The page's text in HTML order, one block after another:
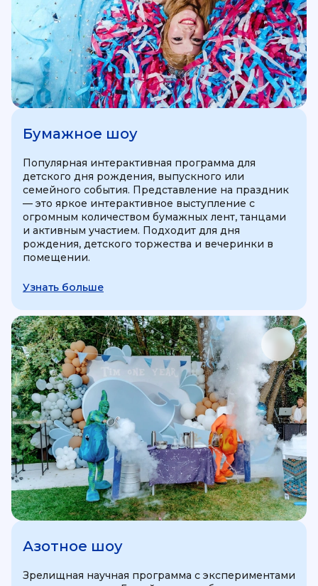
Бумажное шоу
Популярная интерактивная программа для
детского дня рождения, выпускного или
семейного события. Представление на праздник
— это яркое интерактивное выступление с
огромным количеством бумажных лент, танцами
и активным участием. Подходит для дня
рождения, детского торжества и вечеринки в
помещении.
Узнать больше
Азотное шоу
Зрелищная научная программа с экспериментами